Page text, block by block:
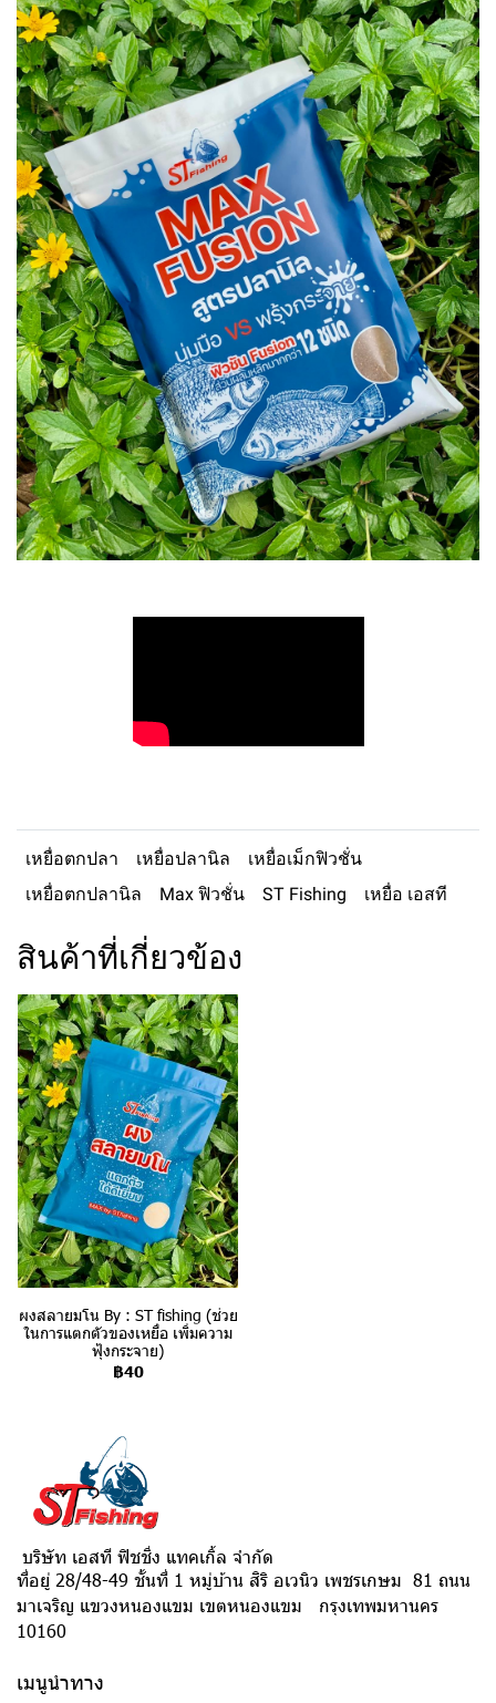
เหยื่อตกปลา เหยื่อปลานิล
เหยื่อเม็กฟิวชั่น
เหยื่อตกปลานิล
Max ฟิวชั่น ST Fishing เหยื่อ เอสที
สินค้าที่เกี่ยวข้อง
ผงสลายมโน By : ST fishing (ช่วย
ในการแตกตัวของเหยื่อ เพิ่มความ
ฟุ้งกระจาย)
฿40
บริษัท เอสที ฟิชชิ่ง แทคเกิ้ล จำกัด
ที่อยู่ 28/48-49 ชั้นที่ 1 หมู่บ้าน สิริ อเวนิว เพชรเกษม 81 ถนน
มาเจริญ แขวงหนองแขม เขตหนองแขม กรุงเทพมหานคร
10160
เมนูนำทาง